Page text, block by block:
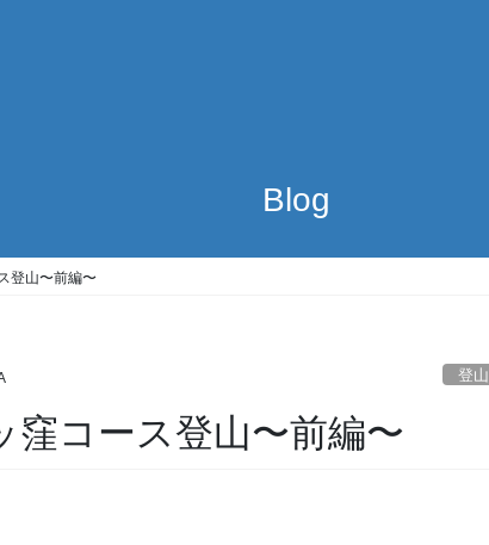
Blog
登山〜前編〜
登山
窪コース登山〜前編〜